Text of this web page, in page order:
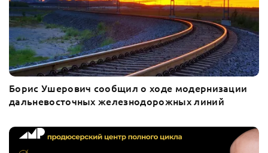
Борис Ушерович сообщил о ходе модернизации
дальневосточных железнодорожных линий